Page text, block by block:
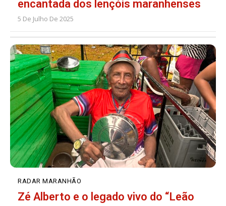
encantada dos lençóis maranhenses
5 De Julho De 2025
RADAR MARANHÃO
Zé Alberto e o legado vivo do “Leão